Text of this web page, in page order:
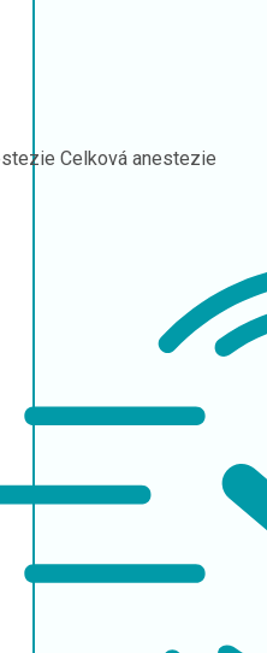
Celková anestezie